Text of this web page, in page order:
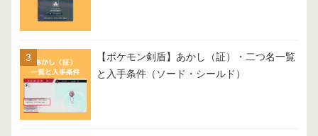
【ポケモン剣盾】あかし（証）・二つ名一覧
と入手条件（ソード・シールド）